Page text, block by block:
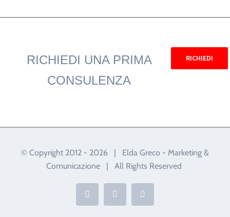
RICHIEDI UNA PRIMA
CONSULENZA
RICHIEDI
© Copyright 2012 - 2026 | Elda Greco - Marketing &
Comunicazione | All Rights Reserved
Twitter InstagramFacebook